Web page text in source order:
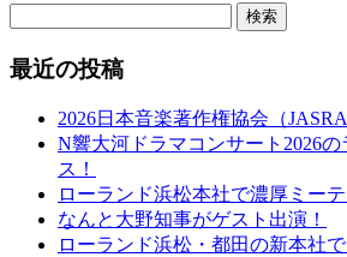
検索
最近の投稿
2026日本音楽著作権協会（
N響大河ドラマコンサート2026
ス！
ローランド浜松本社で濃厚ミー
なんと大野知事がゲスト出演！
ローランド浜松・都田の新本社で